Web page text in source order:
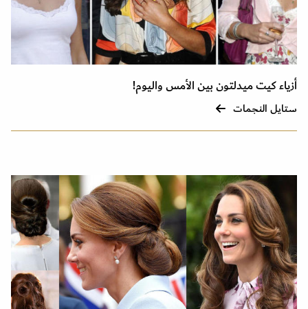
أزياء كيت ميدلتون بين الأمس واليوم!
ستايل النجمات